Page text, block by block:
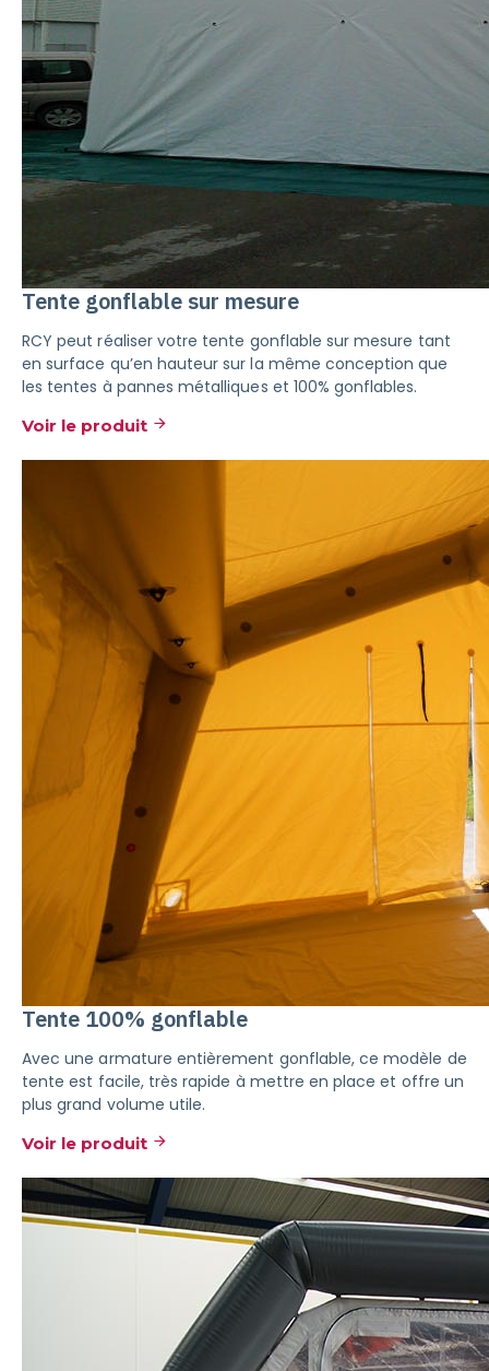
Tente gonflable sur mesure
RCY peut réaliser votre tente gonflable sur mesure tant
en surface qu’en hauteur sur la même conception que
les tentes à pannes métalliques et 100% gonflables.
Voir le produit
Tente 100% gonflable
Avec une armature entièrement gonflable, ce modèle de
tente est facile, très rapide à mettre en place et offre un
plus grand volume utile.
Voir le produit